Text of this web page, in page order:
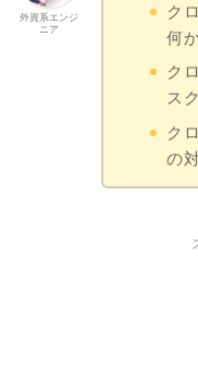
外資系エンジ
ニア
ク
何
ク
ス
ク
の